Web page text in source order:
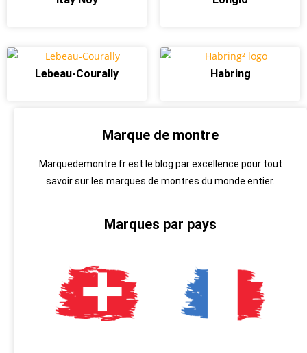
Lebeau-Courally Habring
Marque de montre
Marquedemontre.fr est le blog par excellence pour tout
savoir sur les marques de montres du monde entier.
Marques par pays